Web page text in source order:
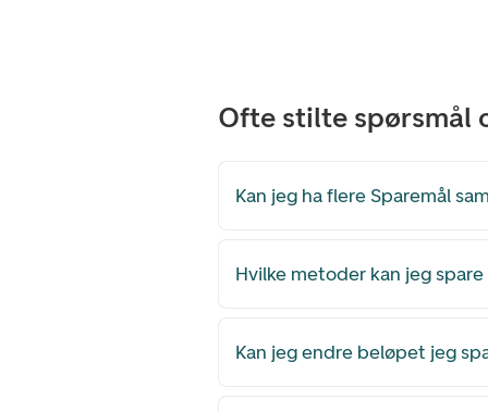
Ofte stilte spørsmål
Kan jeg ha flere Sparemål
Hvilke metoder kan jeg
Kan jeg endre beløpet jeg